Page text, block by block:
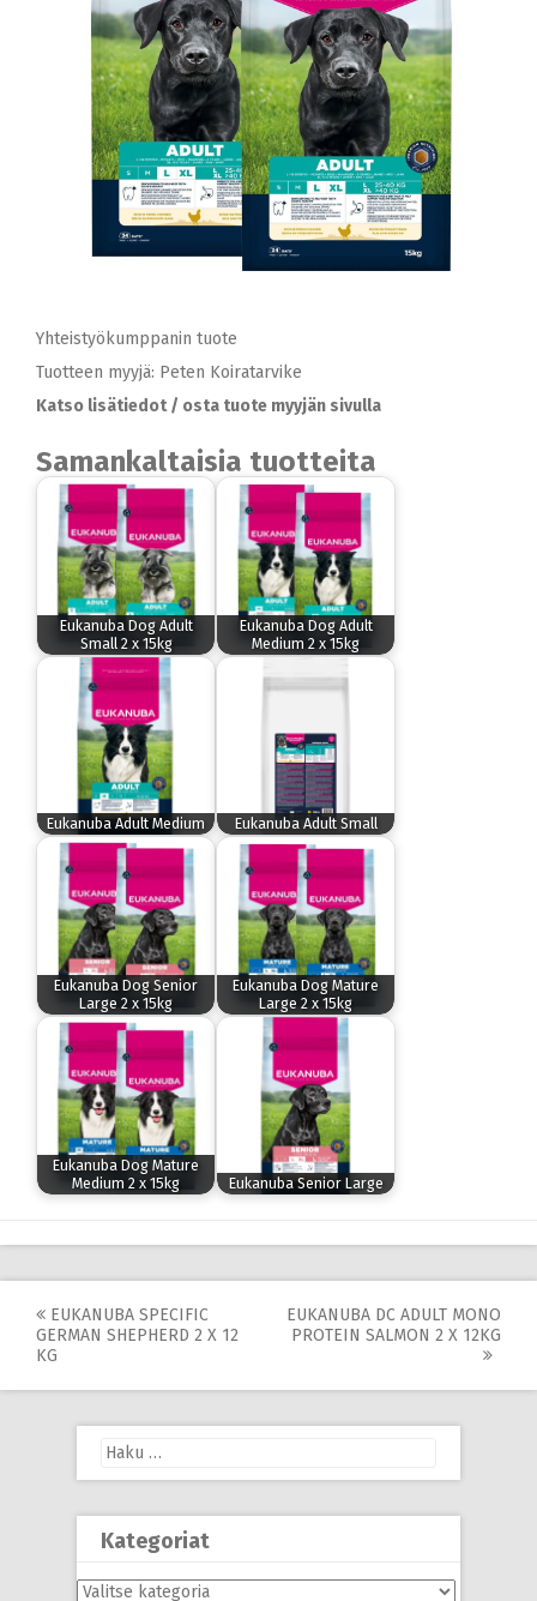
Yhteistyökumppanin tuote
Tuotteen myyjä: Peten Koiratarvike
Katso lisätiedot / osta tuote myyjän sivulla
Samankaltaisia tuotteita
Eukanuba Dog Adult
Small 2 x 15kg
Eukanuba Dog Adult
Medium 2 x 15kg
Eukanuba Adult Medium Eukanuba Adult Small
Eukanuba Dog Senior
Large 2 x 15kg
Eukanuba Dog Mature
Large 2 x 15kg
Eukanuba Dog Mature
Medium 2 x 15kg
Eukanuba Senior Large
Post
navigation
EUKANUBA SPECIFIC
GERMAN SHEPHERD 2 X 12
KG
EUKANUBA DC ADULT MONO
PROTEIN SALMON 2 X 12KG
Haku:
Kategoriat
Kategoriat